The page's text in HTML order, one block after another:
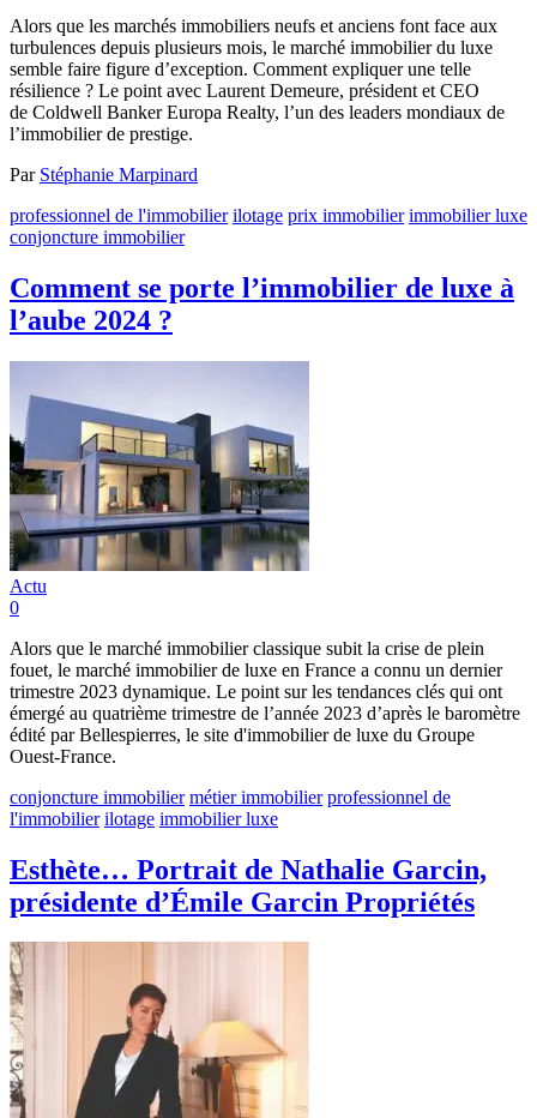
Alors que les marchés immobiliers neufs et anciens font face aux
turbulences depuis plusieurs mois, le marché immobilier du luxe
semble faire figure d’exception. Comment expliquer une telle
résilience ? Le point avec Laurent Demeure, président et CEO
de Coldwell Banker Europa Realty, l’un des leaders mondiaux de
l’immobilier de prestige.
Par Stéphanie Marpinard
professionnel de l'immobilier ilotage prix immobilier immobilier luxe
conjoncture immobilier
Comment se porte l’immobilier de luxe à
l’aube 2024 ?
Actu
0
Alors que le marché immobilier classique subit la crise de plein
fouet, le marché immobilier de luxe en France a connu un dernier
trimestre 2023 dynamique. Le point sur les tendances clés qui ont
émergé au quatrième trimestre de l’année 2023 d’après le baromètre
édité par Bellespierres, le site d'immobilier de luxe du Groupe
Ouest-France.
conjoncture immobilier métier immobilier professionnel de
l'immobilier ilotage immobilier luxe
Esthète… Portrait de Nathalie Garcin,
présidente d’Émile Garcin Propriétés